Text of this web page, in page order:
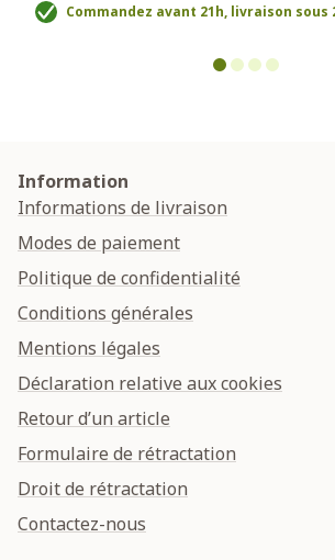
Commandez avant 21h, livraison sous
Information
Informations de livraison
Modes de paiement
Politique de confidentialité
Conditions générales
Mentions légales
Déclaration relative aux cookies
Retour d’un article
Formulaire de rétractation
Droit de rétractation
Contactez-nous